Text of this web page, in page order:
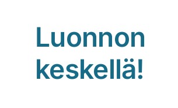
Luonnon
keskellä!